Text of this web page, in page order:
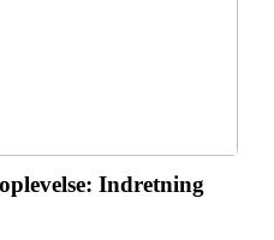
Indretning